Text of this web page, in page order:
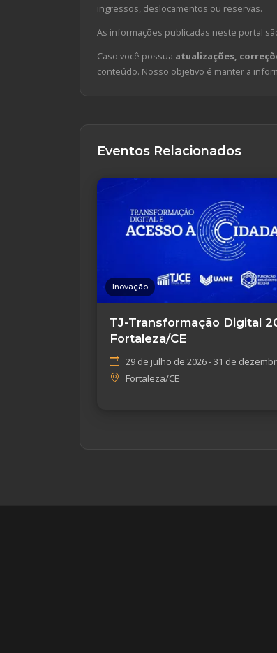
ingressos, deslocamentos ou reservas.
As informações publicadas neste portal
Caso você possua atualizações,
conteúdo. Nosso objetivo é manter a
Eventos Relacionados
Inovação
TJ-Transformação Digital
Fortaleza/CE
29 de julho de 2026 - 31 de
Fortaleza/CE